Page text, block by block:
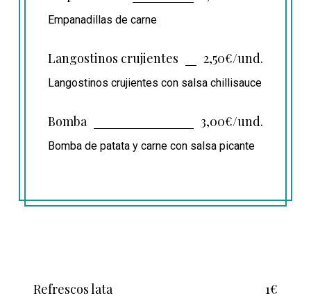
Empanadillas de carne
Langostinos crujientes 2,50€/und.
Langostinos crujientes con salsa chillisauce
Bomba 3,00€/und.
Bomba de patata y carne con salsa picante
Refrescos lata 1€